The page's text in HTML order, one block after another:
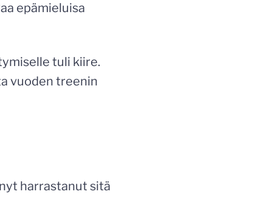
epämieluisa
tuli kiire.
vuoden treenin
harrastanut sitä